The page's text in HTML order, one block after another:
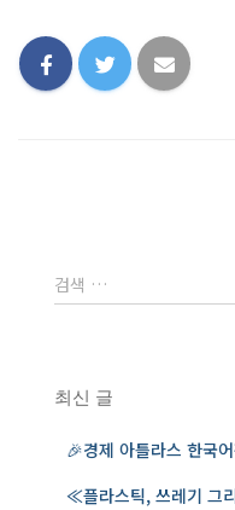
다
음
검색 …
최신 글
🎉경제 아틀라스 한국
≪플라스틱, 쓰레기 그